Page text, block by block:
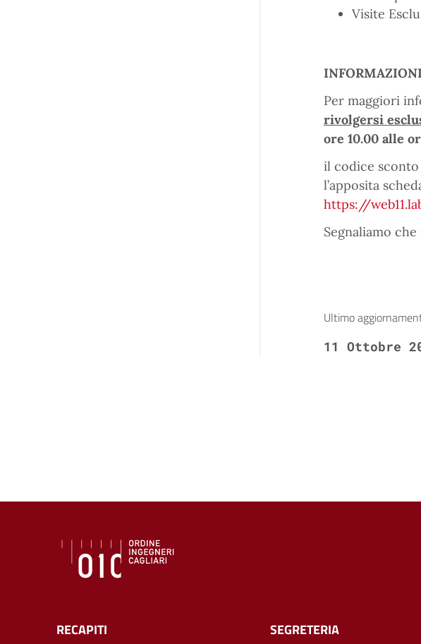
Visite
INFORMAZIONI
Per maggiori
rivolgersi
ore 10.00 alle
il codice
l’apposita
https://
Segnaliamo
Ultimo
11 Ottobre
RECAPITI SEGRETERIA